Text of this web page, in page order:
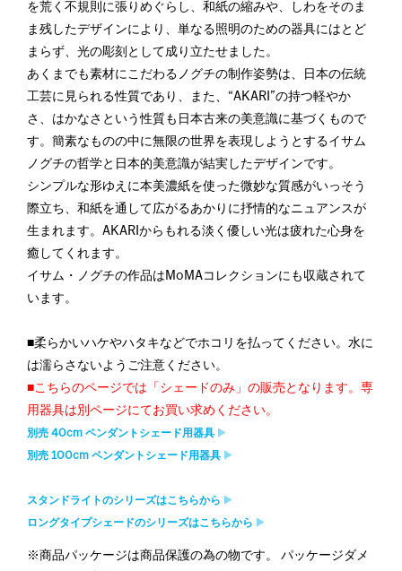
を荒く不規則に張りめぐらし、和紙の縮みや、しわをそのま
ま残したデザインにより、単なる照明のための器具にはとど
まらず、光の彫刻として成り立たせました。
あくまでも素材にこだわるノグチの制作姿勢は、日本の伝統
工芸に見られる性質であり、また、“AKARI”の持つ軽やか
さ、はかなさという性質も日本古来の美意識に基づくもので
す。簡素なものの中に無限の世界を表現しようとするイサム
ノグチの哲学と日本的美意識が結実したデザインです。
シンプルな形ゆえに本美濃紙を使った微妙な質感がいっそう
際立ち、和紙を通して広がるあかりに抒情的なニュアンスが
生まれます。AKARIからもれる淡く優しい光は疲れた心身を
癒してくれます。
イサム・ノグチの作品はMoMAコレクションにも収蔵されて
います。
■柔らかいハケやハタキなどでホコリを払ってください。水に
は濡らさないようご注意ください。
■こちらのページでは「シェードのみ」の販売となります。専
用器具は別ページにてお買い求めください。
別売 40cm ペンダントシェード用器具
別売 100cm ペンダントシェード用器具
スタンドライトのシリーズはこちらから
ロングタイプシェードのシリーズはこちらから
※商品パッケージは商品保護の為の物です。 パッケージダメ